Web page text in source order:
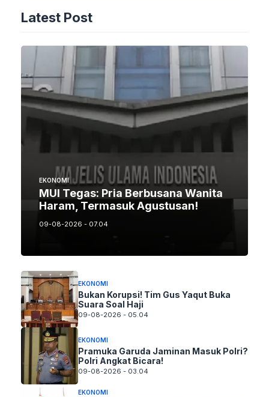
Latest Post
EKONOMI
MUI Tegas: Pria Berbusana Wanita
Haram, Termasuk Agustusan!
09-08-2026 - 07.04
EKONOMI
Bukan Korupsi! Tim Gus Yaqut Buka
Suara Soal Haji
09-08-2026 - 05.04
EKONOMI
Pramuka Garuda Jaminan Masuk Polri?
Polri Angkat Bicara!
09-08-2026 - 03.04
EKONOMI